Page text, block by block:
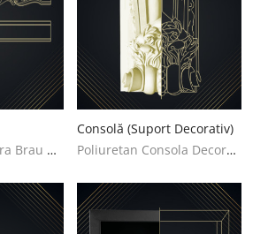
Poliuretan Bordura Brau Decoratiuni Casa
Consolă (Suport Decorativ)
Poliuretan Consola Decoratiuni Casa